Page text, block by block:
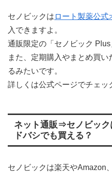
セノビックは ロート製薬公式
入できますよ。
通販限定の「セノビック Plus
また、定期購入やまとめ買
るみたいです。
詳しくは公式ページでチェッ
ネット通販⇒セノビッ
ドバシでも買える？
セノビックは楽天やAmazon